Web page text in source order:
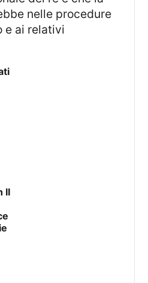
nelle procedure
e ai relativi
II